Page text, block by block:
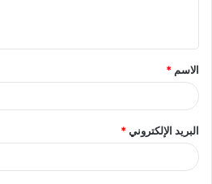
ق
*
الاسم *
البريد الإلكتروني*